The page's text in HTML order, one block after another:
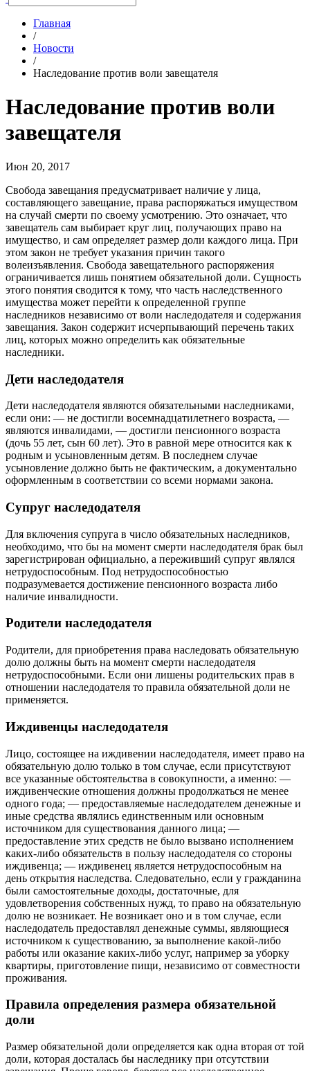
Главная
/
Новости
/
Наследование против воли завещателя
Наследование против воли
завещателя
Июн 20, 2017
Свобода завещания предусматривает наличие у лица,
составляющего завещание, права распоряжаться имуществом
на случай смерти по своему усмотрению. Это означает, что
завещатель сам выбирает круг лиц, получающих право на
имущество, и сам определяет размер доли каждого лица. При
этом закон не требует указания причин такого
волеизъявления. Свобода завещательного распоряжения
ограничивается лишь понятием обязательной доли. Сущность
этого понятия сводится к тому, что часть наследственного
имущества может перейти к определенной группе
наследников независимо от воли наследодателя и содержания
завещания. Закон содержит исчерпывающий перечень таких
лиц, которых можно определить как обязательные
наследники.
Дети наследодателя
Дети наследодателя являются обязательными наследниками,
если они: — не достигли восемнадцатилетнего возраста, —
являются инвалидами, — достигли пенсионного возраста
(дочь 55 лет, сын 60 лет). Это в равной мере относится как к
родным и усыновленным детям. В последнем случае
усыновление должно быть не фактическим, а документально
оформленным в соответствии со всеми нормами закона.
Супруг наследодателя
Для включения супруга в число обязательных наследников,
необходимо, что бы на момент смерти наследодателя брак был
зарегистрирован официально, а переживший супруг являлся
нетрудоспособным. Под нетрудоспособностью
подразумевается достижение пенсионного возраста либо
наличие инвалидности.
Родители наследодателя
Родители, для приобретения права наследовать обязательную
долю должны быть на момент смерти наследодателя
нетрудоспособными. Если они лишены родительских прав в
отношении наследодателя то правила обязательной доли не
применяется.
Иждивенцы наследодателя
Лицо, состоящее на иждивении наследодателя, имеет право на
обязательную долю только в том случае, если присутствуют
все указанные обстоятельства в совокупности, а именно: —
иждивенческие отношения должны продолжаться не менее
одного года; — предоставляемые наследодателем денежные и
иные средства являлись единственным или основным
источником для существования данного лица; —
предоставление этих средств не было вызвано исполнением
каких-либо обязательств в пользу наследодателя со стороны
иждивенца; — иждивенец является нетрудоспособным на
день открытия наследства. Следовательно, если у гражданина
были самостоятельные доходы, достаточные, для
удовлетворения собственных нужд, то право на обязательную
долю не возникает. Не возникает оно и в том случае, если
наследодатель предоставлял денежные суммы, являющиеся
источником к существованию, за выполнение какой-либо
работы или оказание каких-либо услуг, например за уборку
квартиры, приготовление пищи, независимо от совместности
проживания.
Правила определения размера обязательной
доли
Размер обязательной доли определяется как одна вторая от той
доли, которая досталась бы наследнику при отсутствии